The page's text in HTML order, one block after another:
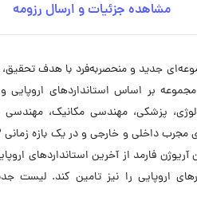
مشاهده جزئیات و ارسال رزومه
مجموعه‌ای جدید و منحصر‌به‌فرد با هدف
مجموعه بر اساس استانداردهای
پزشکی، مهندسی مکانیک،
فارمد از آخرین استانداردهای
اروپایی را نیز تامین کند. لیست